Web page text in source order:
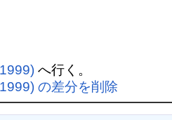
へ行く。
の差分を削除